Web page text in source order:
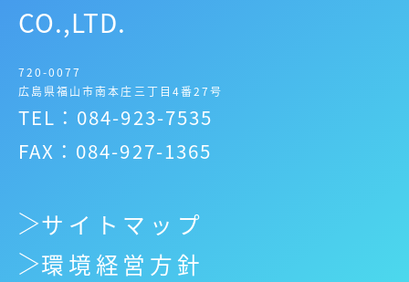
CO.,LTD.
720-0077
広島県福山市南本庄三丁目4番27号
TEL：084-923-7535
FAX：084-927-1365
サイトマップ
環境経営方針